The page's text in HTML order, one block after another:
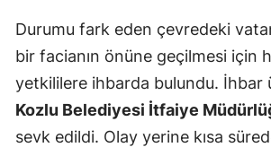
Durumu fark eden çevredeki
bir facianın önüne geçilmesi için
yetkililere ihbarda bulundu. İhbar
Kozlu Belediyesi İtfaiye
sevk edildi. Olay yerine kısa